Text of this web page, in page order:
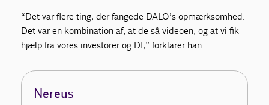
“Det var flere ting, der fangede DALO’s opmærksomhed.
Det var en kombination af, at de så videoen, og at vi fik
hjælp fra vores investorer og DI,” forklarer han.
Nereus